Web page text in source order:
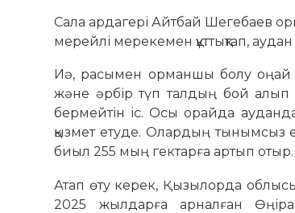
Сала ардагері Айтбай Шегебаев
мерейлі мерекемен құттықтап,
Иә, расымен орманшы болу оңай
және әрбір түп талдың бой алып
бермейтін іс. Осы орайда
қызмет етуде. Олардың тынымсыз
биыл 255 мың гектарға артып отыр.
Атап өту керек, Қызылорда
2025 жылдарға арналған